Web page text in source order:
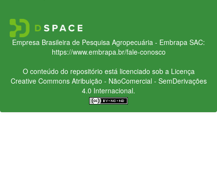
Empresa Brasileira de Pesquisa Agropecuária - Embrapa SAC:
https://www.embrapa.br/fale-conosco
O conteúdo do repositório está licenciado sob a Licença
Creative CommonsAtribuição - NãoComercial - SemDerivações
4.0 Internacional.